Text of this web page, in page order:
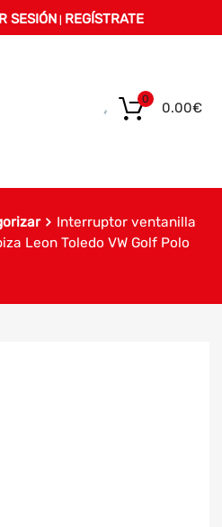
SESIÓN REGÍSTRATE
0.00€
0
Interruptor ventanilla
Leon Toledo VW Golf Polo